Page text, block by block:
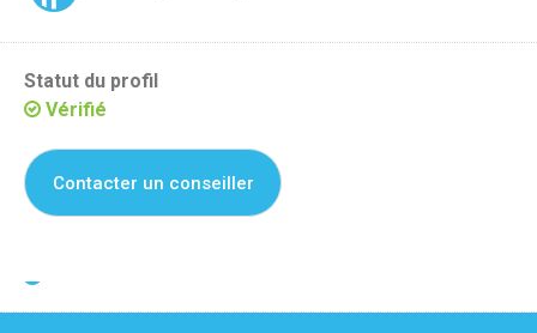
Statut du profil
Vérifié
Contacter un conseiller